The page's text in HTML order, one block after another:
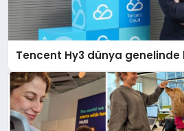
Tencent Hy3 dünya genelinde